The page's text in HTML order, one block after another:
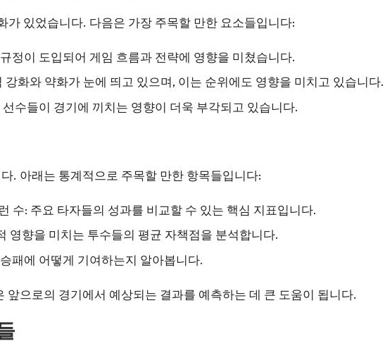
가 있었습니다. 다음은 가장 주목할 만한 요소들입니다:
정이 도입되어 게임 흐름과 전략에 영향을 미쳤습니다.
강화와 약화가 눈에 띄고 있으며, 이는 순위에도 영향을 미치고 있습니다.
수들이 경기에 끼치는 영향이 더욱 부각되고 있습니다.
. 아래는 통계적으로 주목할 만한 항목들입니다:
수: 주요 타자들의 성과를 비교할 수 있는 핵심 지표입니다.
영향을 미치는 투수들의 평균 자책점을 분석합니다.
패에 어떻게 기여하는지 알아봅니다.
앞으로의 경기에서 예상되는 결과를 예측하는 데 큰 도움이 됩니다.